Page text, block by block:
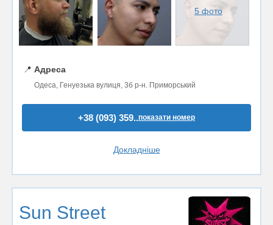
5 фото
📍 Адреса
Одеса, Генуезька вулиця, 3б р-н. Приморський
+38 (093) 359..показати номер
Докладніше
Sun Street